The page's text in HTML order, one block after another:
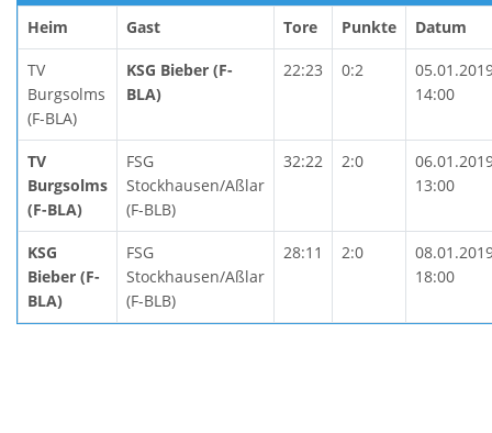
Heim Gast Tore Punkte Datum
TV
Burgsolms
(F-BLA)
KSG Bieber (F-
BLA)
22:23 0:2
14:00
TV
Burgsolms
(F-BLA)
FSG
Stockhausen/Aßlar
(F-BLB)
32:22 2:0
13:00
KSG
Bieber (F-
BLA)
FSG
Stockhausen/Aßlar
(F-BLB)
28:11 2:0
18:00